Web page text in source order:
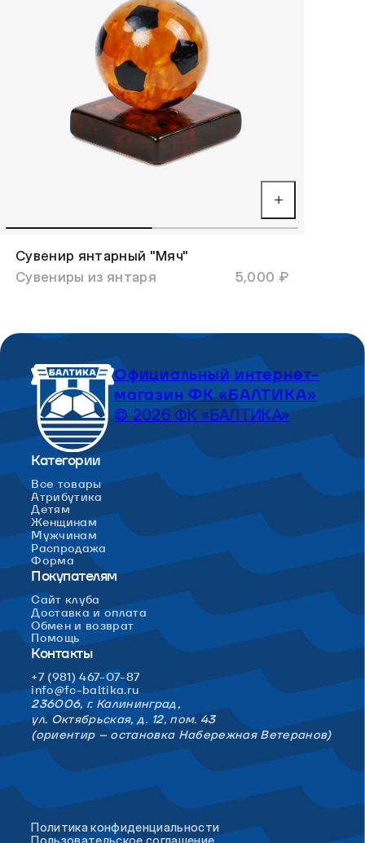
Сувенир янтарный "Мяч"
Сувениры из янтаря
5,000 ₽
Официальный интернет-
магазин ФК «БАЛТИКА»
© 2026 ФК «БАЛТИКА»
Категории
Все товары
Атрибутика
Детям
Женщинам
Мужчинам
Распродажа
Форма
Покупателям
Сайт клуба
Доставка и оплата
Обмен и возврат
Помощь
Контакты
+7 (981) 467-07-87
info@fc-baltika.ru
236006, г. Калининград,
ул. Октябрьская, д. 12, пом. 43
(ориентир – остановка Набережная Ветеранов)
Политика конфиденциальности
Пользовательское соглашение